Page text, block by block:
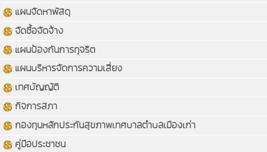
แผนจัดหาพัสดุ
จัดซื้อจัดจ้าง
แผนป้องกันการทุจริต
แผนบริหารจัดการความเสี่ยง
เทศบัญญัติ
กิจการสภา
กองทุนหลักประกันสุขภาพเทศบาลตำบลเมืองเก่า
คู่มือประชาชน